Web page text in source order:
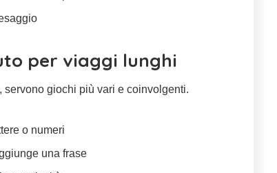
per viaggi lunghi
giochi più vari e coinvolgenti.
o numeri
una frase